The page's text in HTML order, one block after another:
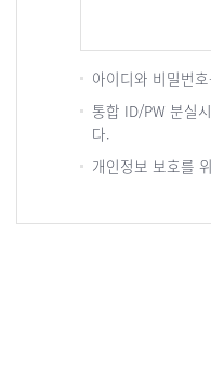
아이디와 비밀번
통합 ID/PW 분실
다.
개인정보 보호를